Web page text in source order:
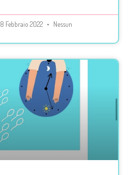
8 Febbraio 2022
Nessun